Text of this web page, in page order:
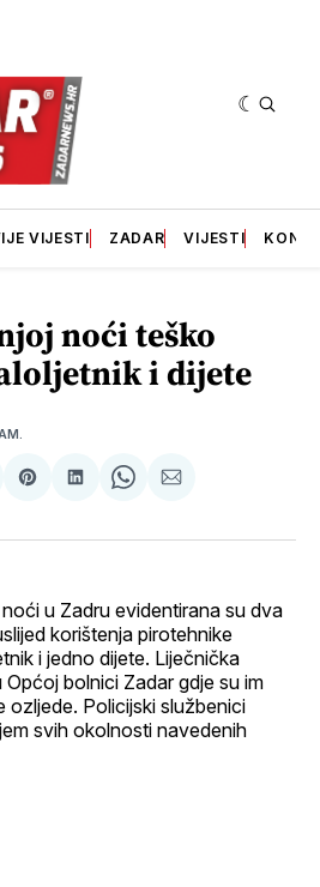
VIJESTI ZADAR VIJESTI
noći teško
i dijete
SharepodijeliSharepodijeli
u Zadru evidentirana su dva
korištenja pirotehnike
i jedno dijete. Liječnička
bolnici Zadar gdje su im
ozljede. Policijski službenici
svih okolnosti navedenih